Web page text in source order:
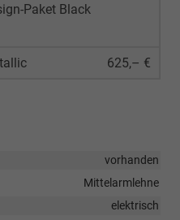
Paket Black
625,– €
vorhanden
Mittelarmlehne
elektrisch